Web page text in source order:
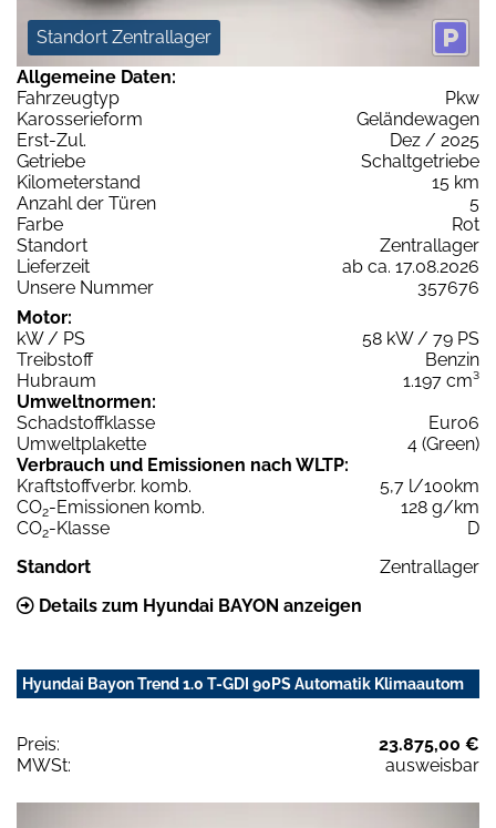
Standort Zentrallager
Allgemeine Daten:
Fahrzeugtyp
Pkw
Karosserieform
Geländewagen
Erst-Zul.
Dez / 2025
Getriebe
Schaltgetriebe
Kilometerstand
15 km
Anzahl der Türen
5
Farbe
Rot
Standort
Zentrallager
Lieferzeit
ab ca. 17.08.2026
Unsere Nummer
357676
Motor:
kW / PS
58 kW / 79 PS
Treibstoff
Benzin
Hubraum
1.197 cm³
Umweltnormen:
Schadstoffklasse
Euro6
Umweltplakette
4 (Green)
Verbrauch und Emissionen nach WLTP:
Kraftstoffverbr. komb.
5,7 l/100km
CO2-Emissionen komb.
128 g/km
CO2-Klasse
D
Standort
Zentrallager
Details zum Hyundai BAYON anzeigen
Hyundai Bayon Trend 1.0 T-GDI 90PS Automatik Klimaautom
Preis:
23.875,00 €
MWSt:
ausweisbar